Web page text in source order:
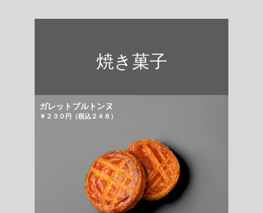
焼き菓子
ガレットブルトンヌ
￥２３０円（税込２４８）